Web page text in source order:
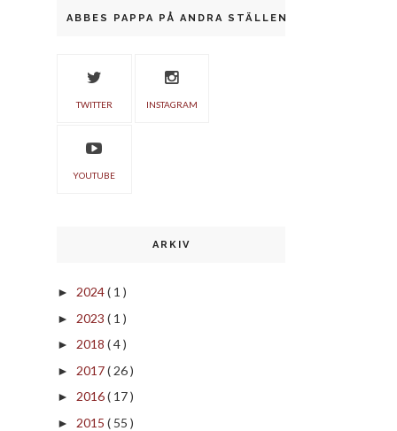
ABBES PAPPA PÅ ANDRA STÄLLEN
TWITTER INSTAGRAM
YOUTUBE
ARKIV
► 2024( 1 )
► 2023 ( 1 )
► 2018 ( 4 )
► 2017( 26 )
► 2016( 17 )
► 2015 ( 55 )